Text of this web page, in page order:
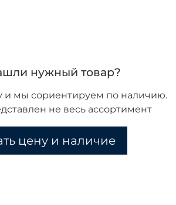
нужный товар?
и мы сориентируем по наличию.
не весь ассортимент
цену и наличие